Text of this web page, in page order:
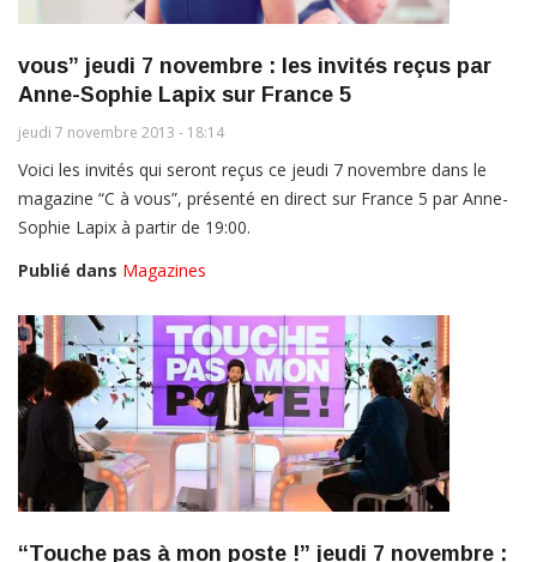
vous” jeudi 7 novembre : les invités reçus par
Anne-Sophie Lapix sur France 5
jeudi 7 novembre 2013 - 18:14
Voici les invités qui seront reçus ce jeudi 7 novembre dans le
magazine “C à vous”, présenté en direct sur France 5 par Anne-
Sophie Lapix à partir de 19:00.
Publié dans Magazines
“Touche pas à mon poste !” jeudi 7 novembre :